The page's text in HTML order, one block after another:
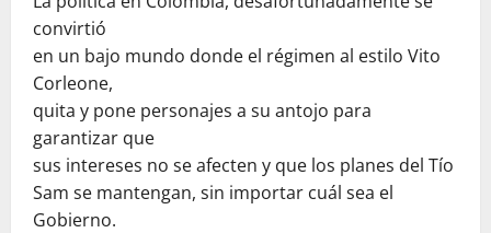
convirtió
en un bajo mundo donde el régimen al estilo Vito
Corleone,
quita y pone personajes a su antojo para
garantizar que
sus intereses no se afecten y que los planes del Tío
Sam se mantengan, sin importar cuál sea el
Gobierno.